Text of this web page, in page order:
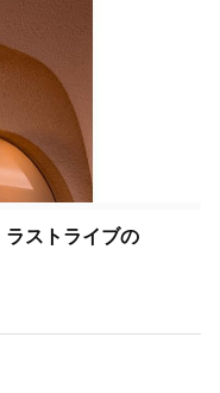
ストライブの